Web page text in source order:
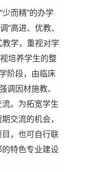
而精”的办学
“高进、优教、
教学，重视对学
培养学生的整
阶段，由临床
调因材施教、
。为拓宽学生
交流的机会，
，也可自行联
特色专业建设